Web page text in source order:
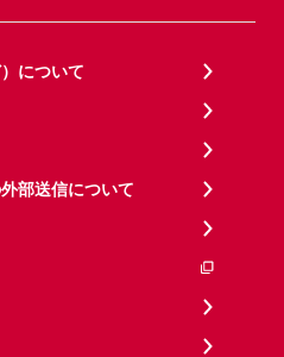
について
部送信について